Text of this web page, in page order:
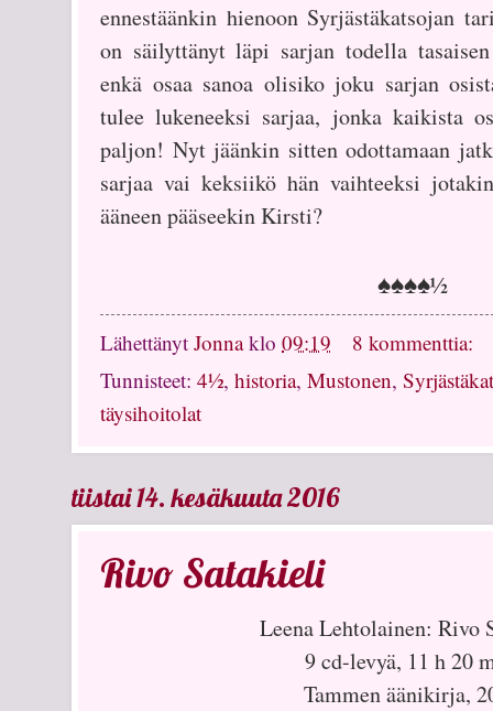
ennestäänkin hienoon Syrjästäkatsojan
on säilyttänyt läpi sarjan todella
enkä osaa sanoa olisiko joku sarjan
tulee lukeneeksi sarjaa, jonka kaikista
paljon! Nyt jäänkin sitten odottamaan
sarjaa vai keksiikö hän vaihteeksi
ääneen pääseekin Kirsti?
♠♠♠♠½
Lähettänyt Jonna klo 09:19
8 kommenttia:
Tunnisteet: 4½, historia, Mustonen,
täysihoitolat
tiistai 14. kesäkuuta 2016
Rivo Satakieli
Leena Lehtolainen: Rivo
9 cd-levyä, 11 h 20
Tammen äänikirja,